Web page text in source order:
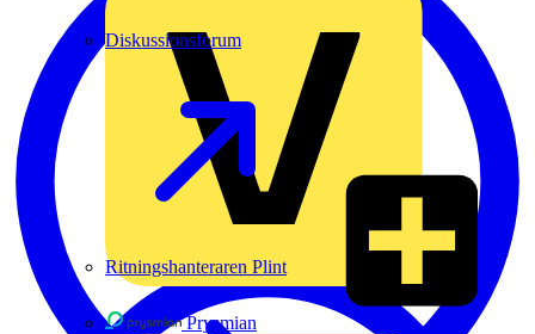
Prysmian
Diskussionsforum
Ritningshanteraren Plint